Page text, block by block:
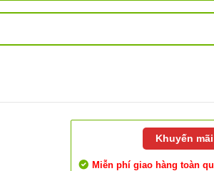
Khuyến
Miễn phí giao hàng toàn